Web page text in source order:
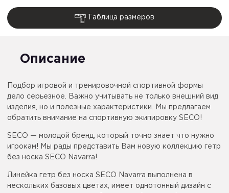
Таблица размеров
Описание
Подбор игровой и тренировочной спортивной формы
дело серьезное. Важно учитывать не только внешний вид
изделия, но и полезные характеристики. Мы предлагаем
обратить внимание на спортивную экипировку SECO!
SECO — молодой бренд, который точно знает что нужно
игрокам! Мы рады представить Вам новую коллекцию гетр
без носка SECO Navarra!
Линейка гетр без носка SECO Navarra выполнена в
нескольких базовых цветах, имеет однотонный дизайн с